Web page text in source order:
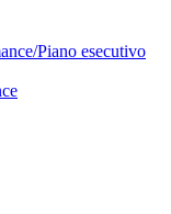
Piano esecutivo